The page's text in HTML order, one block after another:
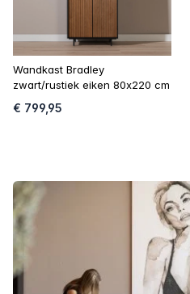
Wandkast Bradley
zwart/rustiek eiken 80x220 cm
€ 799,95